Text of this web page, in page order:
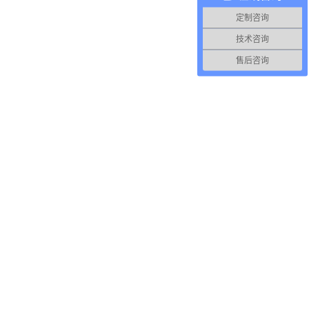
定制咨询
技术咨询
售后咨询